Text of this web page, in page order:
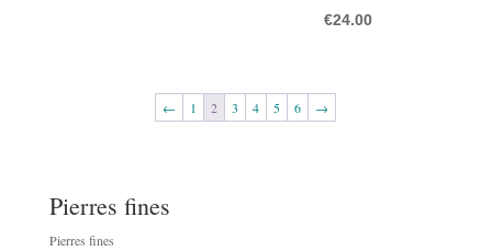
€24.00
← 1 2 3 4 5 6 →
Pierres fines
Pierres fines